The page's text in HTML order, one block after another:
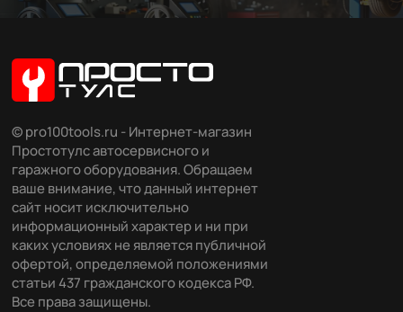
© pro100tools.ru - Интернет-магазин
Простотулс автосервисного и
гаражного оборудования. Обращаем
ваше внимание, что данный интернет
сайт носит исключительно
информационный характер и ни при
каких условиях не является публичной
офертой, определяемой положениями
статьи 437 гражданского кодекса РФ.
Все права защищены.